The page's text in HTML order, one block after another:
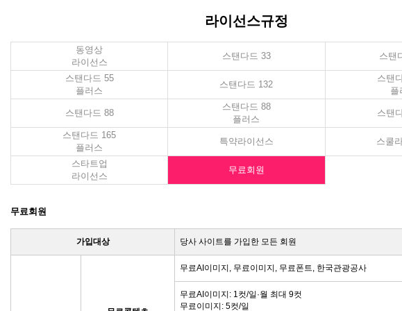
라이선스규정
동영상
라이선스
스탠다드 33 스탠
스탠다드 55
플러스
스탠다드 132
스탠
플
스탠다드 88
스탠다드 88
플러스
스탠
스탠다드 165
플러스
특약라이선스 스쿨
스타트업
라이선스
무료회원
무료회원
가입대상 당사 사이트를 가입한 모든 회원
무료AI이미지, 무료이미지, 무료폰트, 한국관광공사
무료AI이미지: 1컷/일·월 최대 9컷
무료이미지: 5컷/일